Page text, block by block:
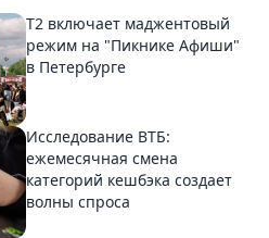
Т2 включает маджентовый
режим на "Пикнике Афиши"
в Петербурге
Исследование ВТБ:
ежемесячная смена
категорий кешбэка создает
волны спроса